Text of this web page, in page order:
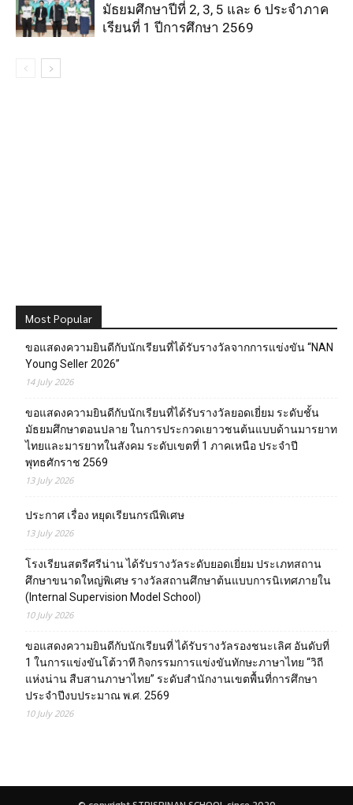
มัธยมศึกษาปีที่ 2, 3, 5 และ 6 ประจำภาค
เรียนที่ 1 ปีการศึกษา 2569
Most Popular
ขอแสดงความยินดีกับนักเรียนที่ได้รับรางวัลจากการแข่งขัน “NAN
Young Seller 2026”
14 July 2026
ขอแสดงความยินดีกับนักเรียนที่ได้รับรางวัลยอดเยี่ยม ระดับชั้น
มัธยมศึกษาตอนปลาย ในการประกวดเยาวชนต้นแบบด้านมารยาท
ไทยและมารยาทในสังคม ระดับเขตที่ 1 ภาคเหนือ ประจำปี
พุทธศักราช 2569
13 July 2026
ประกาศ เรื่อง หยุดเรียนกรณีพิเศษ
13 July 2026
โรงเรียนสตรีศรีน่าน ได้รับรางวัลระดับยอดเยี่ยม ประเภทสถาน
ศึกษาขนาดใหญ่พิเศษ รางวัลสถานศึกษาต้นแบบการนิเทศภายใน
(Internal Supervision Model School)
10 July 2026
ขอแสดงความยินดีกับนักเรียนที่ ได้รับรางวัลรองชนะเลิศ อันดับที่
1 ในการแข่งขันโต้วาที กิจกรรมการแข่งขันทักษะภาษาไทย “วิถี
แห่งน่าน สืบสานภาษาไทย” ระดับสำนักงานเขตพื้นที่การศึกษา
ประจำปีงบประมาณ พ.ศ. 2569
10 July 2026